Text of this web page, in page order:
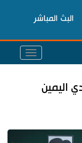
البث المباشر
اليمين